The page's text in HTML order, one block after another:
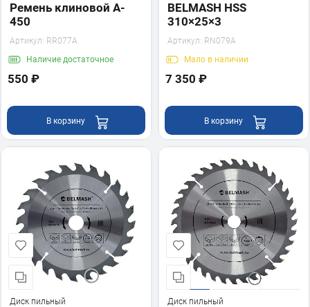
Ремень клиновой A-
450
Артикул: RR077A
Наличие достаточное
550 ₽
В корзину
BELMASH HSS
310×25×3
Артикул: RN079A
Мало в наличии
7 350 ₽
В корзину
Диск пильный Диск пильный